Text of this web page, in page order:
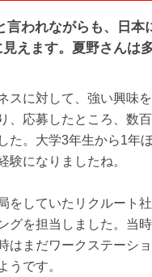
われながらも、日本
えます。夏野さんは
スに対して、強い興味
、応募したところ、数
た。大学3年生から1年
験になりましたね。
をしていたリクルート
グを担当しました。当
はまだワークステーシ
うです。